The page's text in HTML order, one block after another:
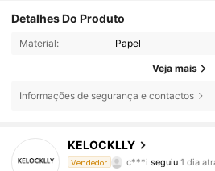
Detalhes Do Produto
Material: Papel
Veja mais
Informações de segurança e contactos
KELOCKLLY
Vendedor
c***i
4,91
551 Seguidores